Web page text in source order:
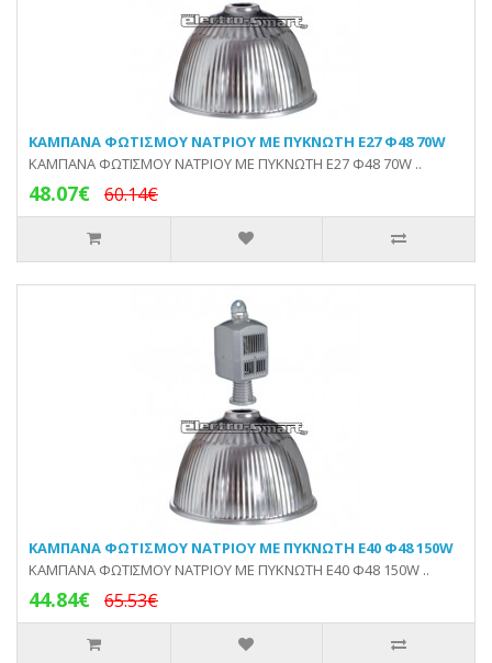
KAMΠΑΝA ΦΩΤΙΣΜΟΥ ΝΑΤΡΙΟΥ ΜΕ ΠΥΚΝΩΤΗ E27 Φ48 70W
KAMΠΑΝA ΦΩΤΙΣΜΟΥ ΝΑΤΡΙΟΥ ΜΕ ΠΥΚΝΩΤΗ E27 Φ48 70W ..
48.07€ 60.14€
KAMΠΑΝA ΦΩΤΙΣΜΟΥ ΝΑΤΡΙΟΥ ΜΕ ΠΥΚΝΩΤΗ E40 Φ48 150W
KAMΠΑΝA ΦΩΤΙΣΜΟΥ ΝΑΤΡΙΟΥ ΜΕ ΠΥΚΝΩΤΗ E40 Φ48 150W ..
44.84€ 65.53€